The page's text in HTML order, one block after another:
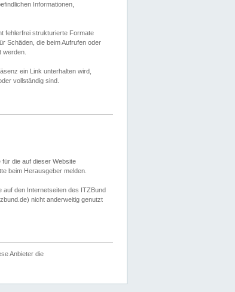
Informationen,
fehlerfrei strukturierte Formate
Schäden, die beim Aufrufen oder
werden.
ein Link unterhalten wird,
vollständig sind.
die auf dieser Website
beim Herausgeber melden.
auf den Internetseiten des ITZBund
nicht anderweitig genutzt
Anbieter die